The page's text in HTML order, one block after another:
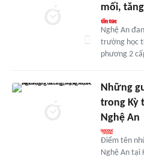
mối,
Nghệ An
trường học
phương 2
Những
trong Kỳ
Nghệ An
Điểm tên
Nghệ An tại